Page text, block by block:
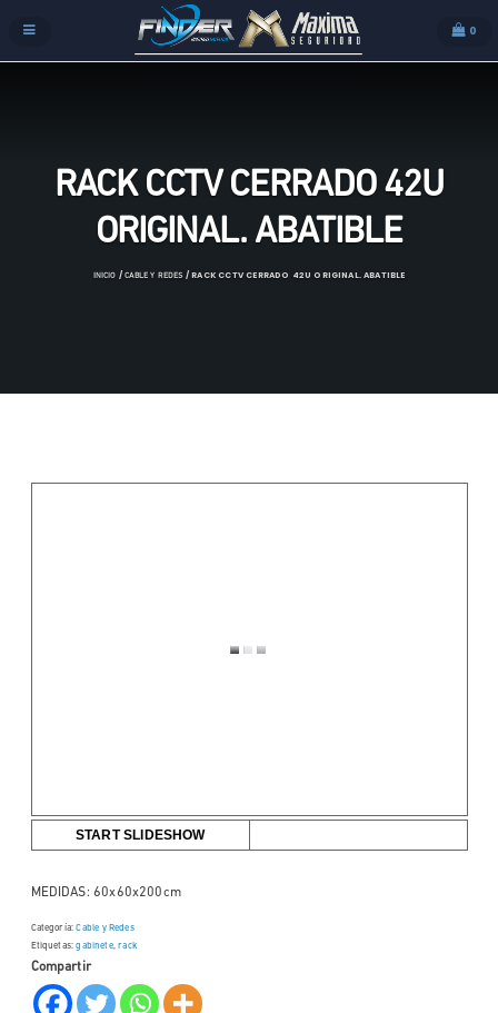
0
RACK CCTV CERRADO 42U
ORIGINAL. ABATIBLE
INICIO /CABLE Y REDES/ RACK CCTV CERRADO 42U ORIGINAL. ABATIBLE
START SLIDESHOW
MEDIDAS: 60x60x200cm
Categoría:Cable y Redes
Etiquetas:gabinete, rack
Compartir